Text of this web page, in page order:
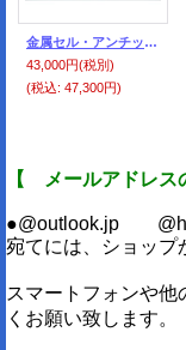
金属セル・アンチック色 2,000個分（1000個入×2袋）
43,000円(税別)
(税込: 47,300円)
【 メールアドレス
●@outlook.jp
宛てには、ショップ
スマートフォンや他
くお願い致します。